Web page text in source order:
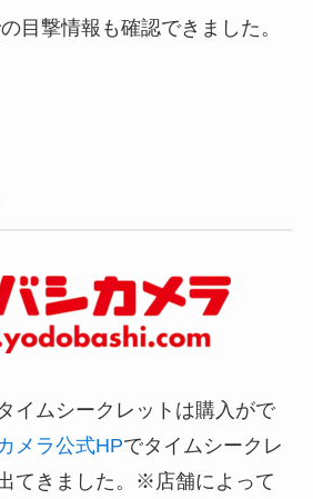
目撃情報も確認できました。
イムシークレットは購入がで
メラ公式HPでタイムシークレ
てきました。
※店舗によって